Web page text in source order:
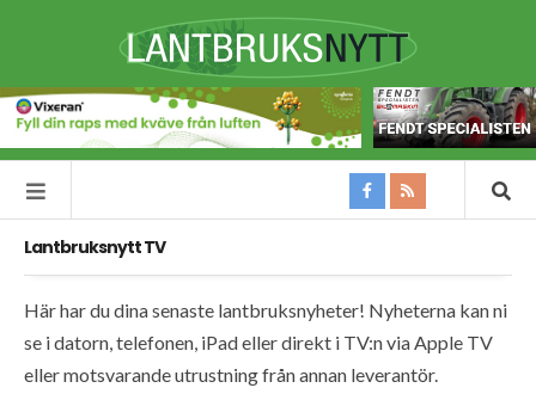
Lantbruksnytt TV
Här har du dina senaste lantbruksnyheter! Nyheterna kan ni
se i datorn, telefonen, iPad eller direkt i TV:n via Apple TV
eller motsvarande utrustning från annan leverantör.